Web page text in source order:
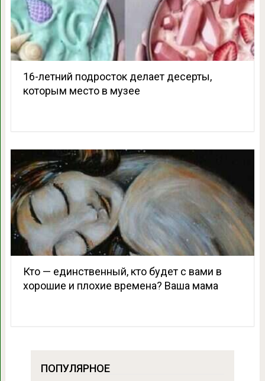
16-летний подросток делает десерты,
которым место в музее
Кто — единственный, кто будет с вами в
хорошие и плохие времена? Ваша мама
ПОПУЛЯРНОЕ